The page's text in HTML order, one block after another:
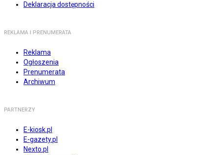
Deklaracja dostępności
REKLAMA I PRENUMERATA
Reklama
Ogłoszenia
Prenumerata
Archiwum
PARTNERZY
E-kiosk.pl
E-gazety.pl
Nexto.pl